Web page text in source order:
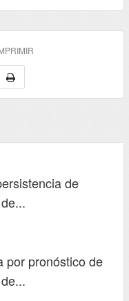
de
por pronóstico de